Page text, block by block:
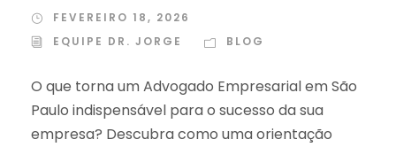
FEVEREIRO 18, 2026
EQUIPE DR. JORGE
BLOG
O que torna um Advogado Empresarial em São
Paulo indispensável para o sucesso da sua
empresa? Descubra como uma orientação